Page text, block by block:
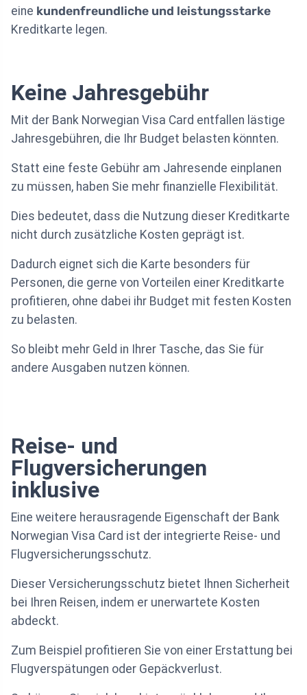
eine kundenfreundliche und leistungsstarke
Kreditkarte legen.
Keine Jahresgebühr
Mit der Bank Norwegian Visa Card entfallen lästige
Jahresgebühren, die Ihr Budget belasten könnten.
Statt eine feste Gebühr am Jahresende einplanen
zu müssen, haben Sie mehr finanzielle Flexibilität.
Dies bedeutet, dass die Nutzung dieser Kreditkarte
nicht durch zusätzliche Kosten geprägt ist.
Dadurch eignet sich die Karte besonders für
Personen, die gerne von Vorteilen einer Kreditkarte
profitieren, ohne dabei ihr Budget mit festen Kosten
zu belasten.
So bleibt mehr Geld in Ihrer Tasche, das Sie für
andere Ausgaben nutzen können.
Reise- und
Flugversicherungen
inklusive
Eine weitere herausragende Eigenschaft der Bank
Norwegian Visa Card ist der integrierte Reise- und
Flugversicherungsschutz.
Dieser Versicherungsschutz bietet Ihnen Sicherheit
bei Ihren Reisen, indem er unerwartete Kosten
abdeckt.
Zum Beispiel profitieren Sie von einer Erstattung bei
Flugverspätungen oder Gepäckverlust.